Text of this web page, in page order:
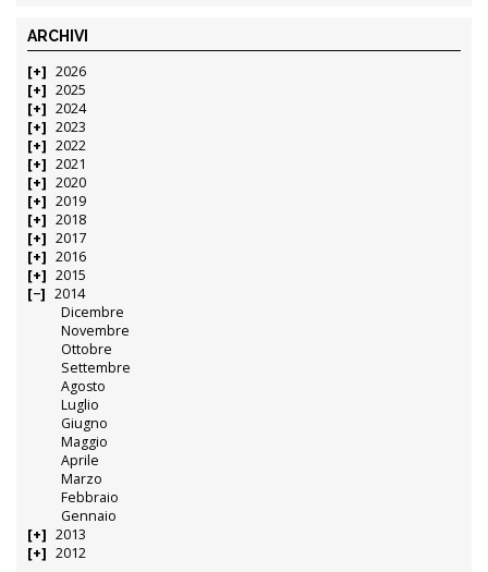
ARCHIVI
2026
2025
2024
2023
2022
2021
2020
2019
2018
2017
2016
2015
2014
Dicembre
Novembre
Ottobre
Settembre
Agosto
Luglio
Giugno
Maggio
Aprile
Marzo
Febbraio
Gennaio
2013
2012